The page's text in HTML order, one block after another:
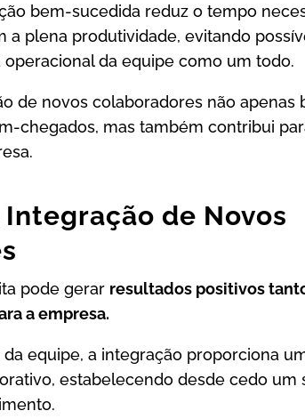
bem-sucedida reduz o tempo
a plena produtividade, evitando
da equipe como um todo.
de novos colaboradores não apenas
chegados, mas também contribui
de Novos
pode gerar resultados positivos
a empresa.
equipe, a integração proporciona
estabelecendo desde cedo um